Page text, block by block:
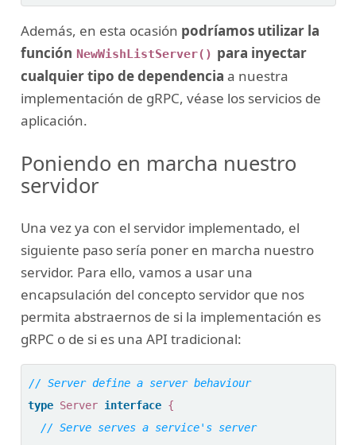
Además, en esta ocasión podríamos utilizar la
función NewWishListServer() para inyectar
cualquier tipo de dependencia a nuestra
implementación de gRPC, véase los servicios de
aplicación.
Poniendo en marcha nuestro
servidor
Una vez ya con el servidor implementado, el
siguiente paso sería poner en marcha nuestro
servidor. Para ello, vamos a usar una
encapsulación del concepto servidor que nos
permita abstraernos de si la implementación es
gRPC o de si es una API tradicional:
// Server define a server behaviour
type Server interface {
// Serve serves a service's server